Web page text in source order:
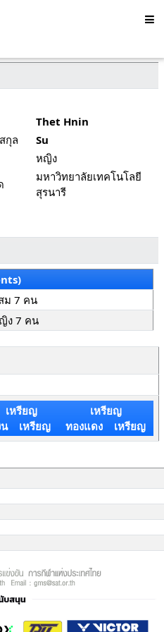
Thet Hnin
กุล
Su
หญิง
มหาวิทยาลัยเทคโนโลยี
สุรนารี
ม 7 คน
ง 7 คน
เหรียญ
น เหรียญ
เหรียญ
ทองแดง เหรียญ